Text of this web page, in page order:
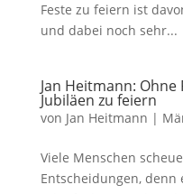
Feste zu feiern ist
und dabei noch sehr...
Jan Heitmann:
Jubiläen zu feiern
von Jan Heitmann |
Viele Menschen
Entscheidungen, denn